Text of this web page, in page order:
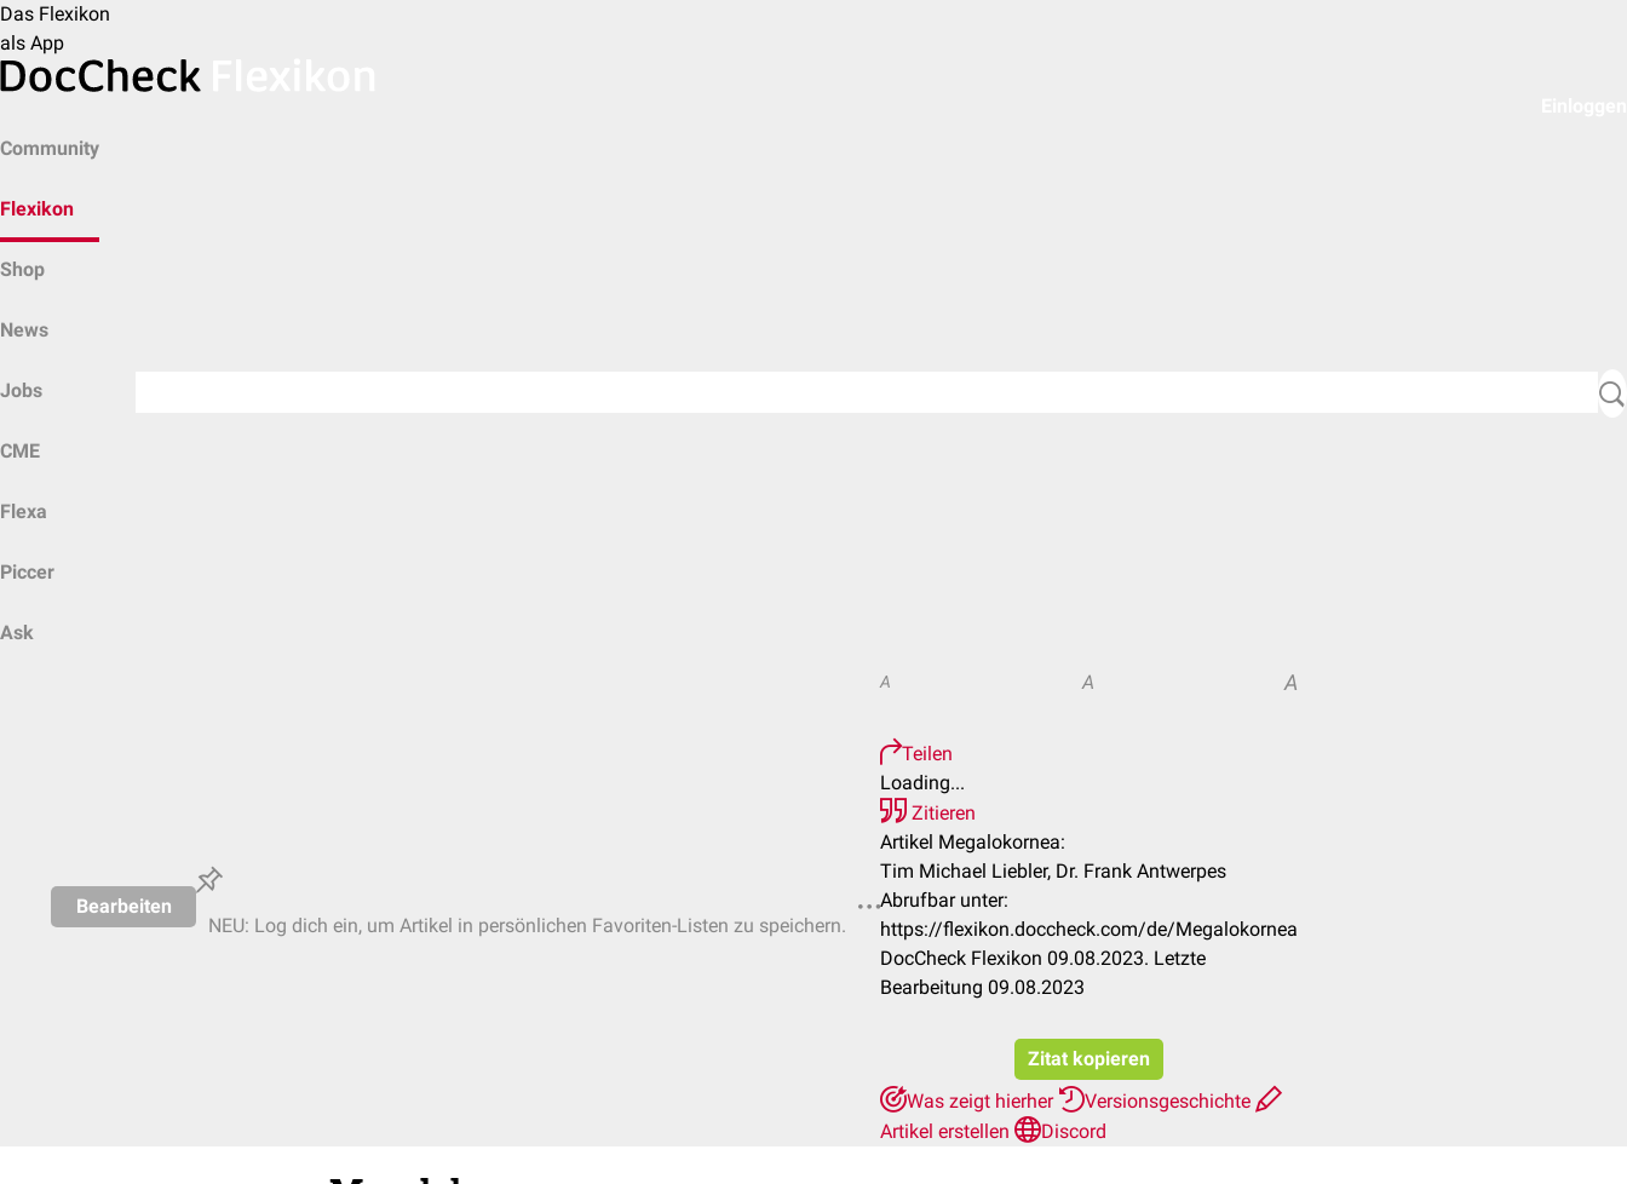
Das Flexikon
als App
Community
Flexikon
Shop
News
Jobs
CME
Flexa
Piccer
Ask
Bearbeiten
NEU: Log dich ein, um Artikel in persönlichen Favoriten-Listen zu speichern.
A A A
Teilen
Loading...
Zitieren
Artikel Megalokornea:
Tim Michael Liebler, Dr. Frank Antwerpes
Abrufbar unter:
https://flexikon.doccheck.com/de/Megalokornea
DocCheck Flexikon 09.08.2023. Letzte
Bearbeitung 09.08.2023
Zitat kopieren
Was zeigt hierher
Versionsgeschichte
Artikel erstellen
Discord